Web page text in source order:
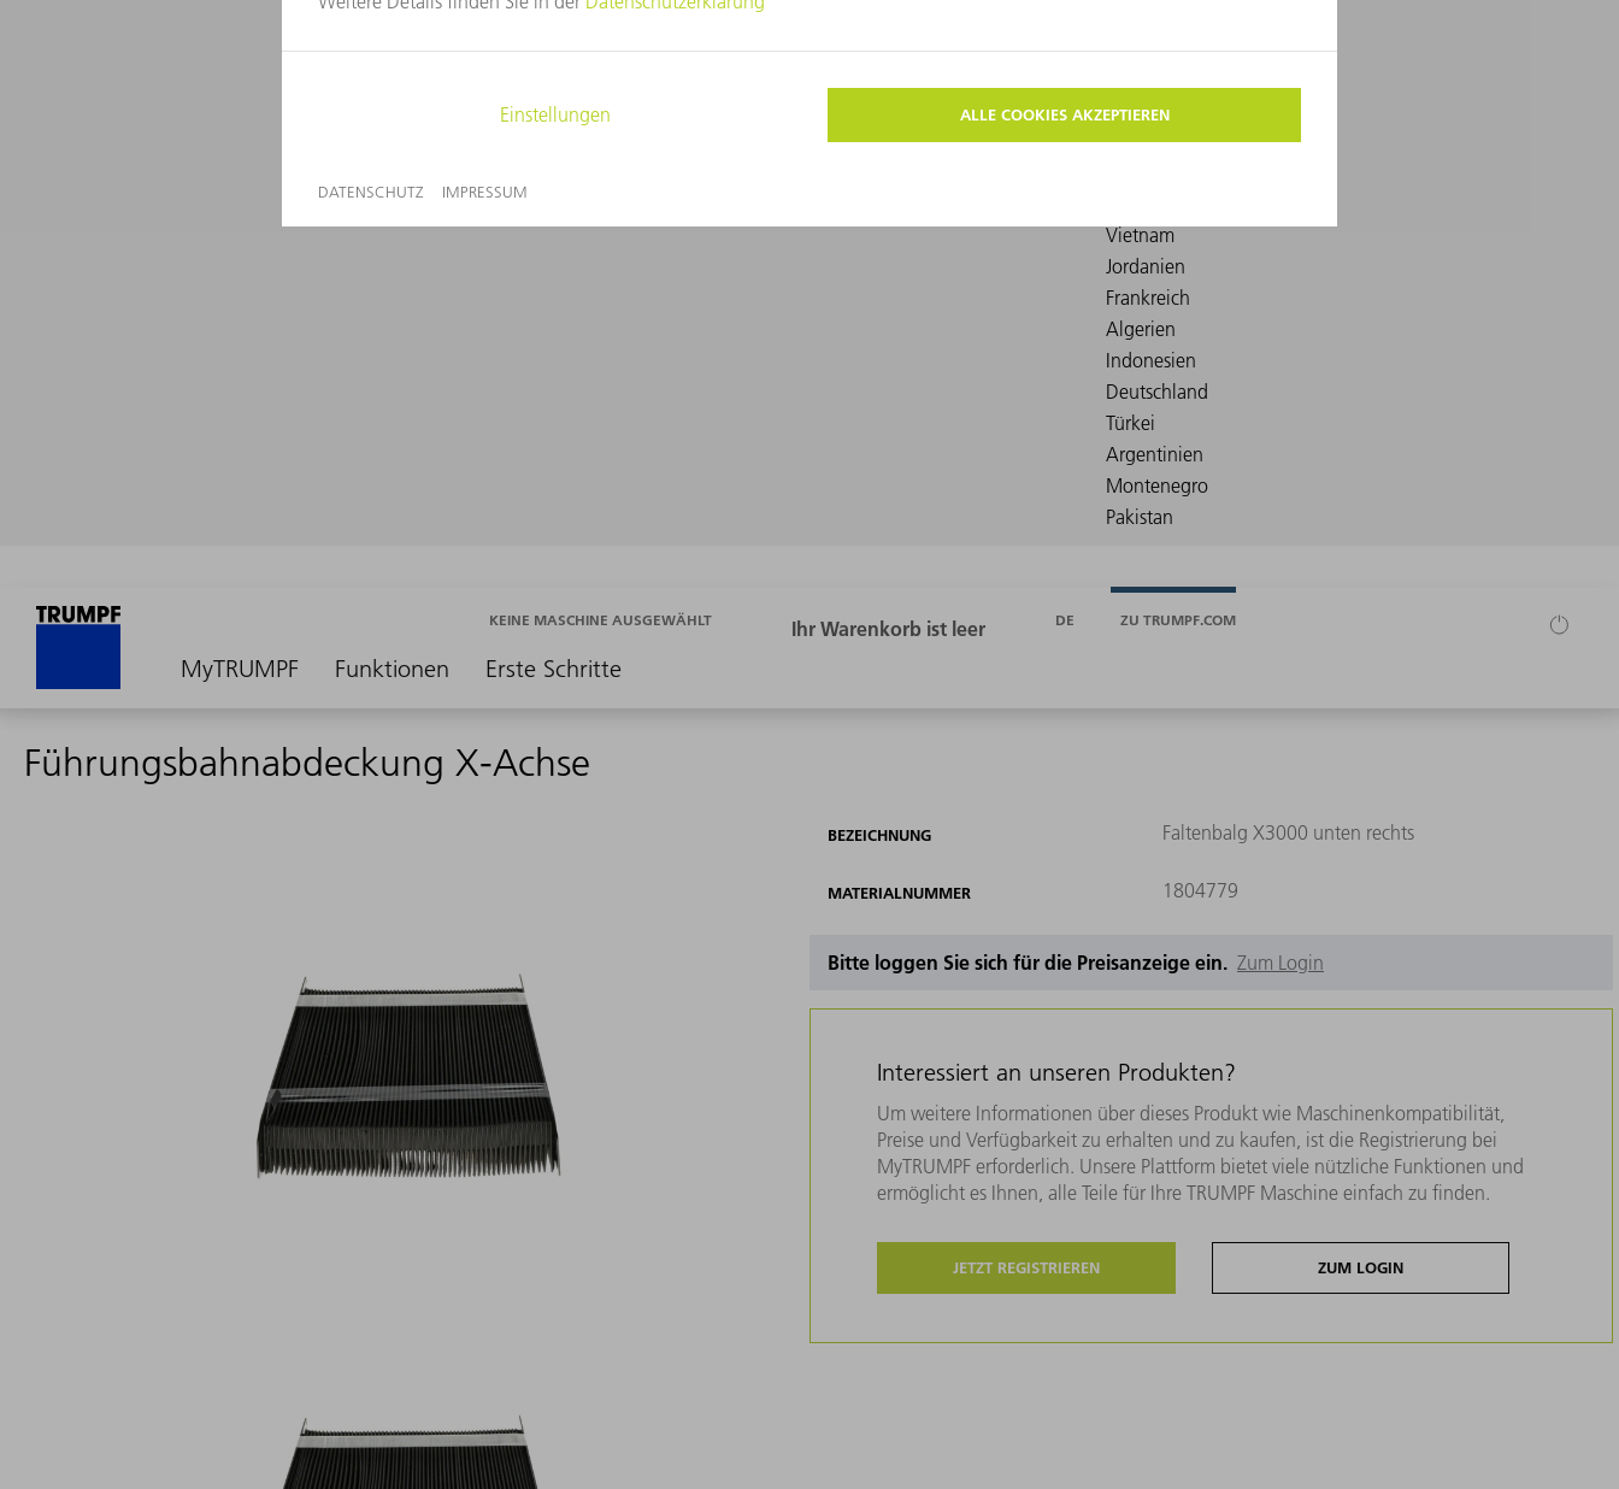
MyTRUMPF Funktionen Erste Schritte
KEINE MASCHINE AUSGEWÄHLT DE ZU TRUMPF.COM
Führungsbahnabdeckung X-Achse
BEZEICHNUNG Faltenbalg X3000 unten rechts
MATERIALNUMMER 1804779
Bitte loggen Sie sich für die Preisanzeige ein. Zum Login
Interessiert an unseren Produkten?
Um weitere Informationen über dieses Produkt wie Maschinenkompatibilität,
Preise und Verfügbarkeit zu erhalten und zu kaufen, ist die Registrierung bei
MyTRUMPF erforderlich. Unsere Plattform bietet viele nützliche Funktionen und
ermöglicht es Ihnen, alle Teile für Ihre TRUMPF Maschine einfach zu finden.
JETZT REGISTRIEREN ZUM LOGIN